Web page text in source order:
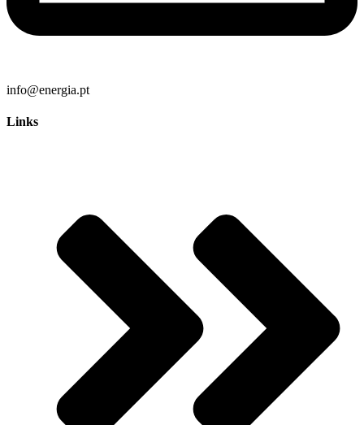
info@energia.pt
Links